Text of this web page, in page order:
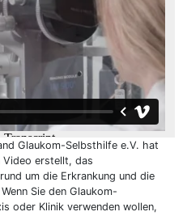
Glaukom-Selbsthilfe e.V. hat
Video erstellt, das
um die Erkrankung und die
Sie den Glaukom-
oder Klinik verwenden wollen,